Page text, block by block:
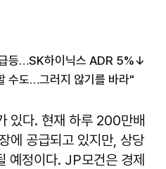
등…SK하이닉스 ADR 5%↓
수도…그러지 않기를 바라"
있다. 현재 하루 200만배
에 공급되고 있지만, 상당
예정이다. JP모건은 경제